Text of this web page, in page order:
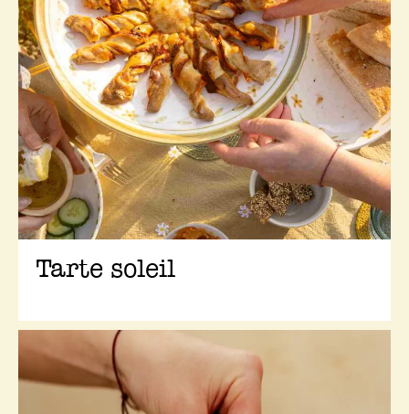
Tarte soleil